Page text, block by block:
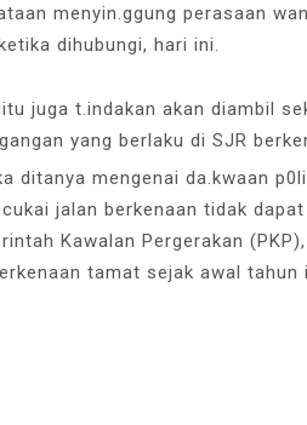
menyin.ggung perasaan
dihubungi, hari ini.
juga t.indakan akan diambil
yang berlaku di SJR
ditanya mengenai da.kwaan
jalan berkenaan tidak
Kawalan Pergerakan
tamat sejak awal tahun